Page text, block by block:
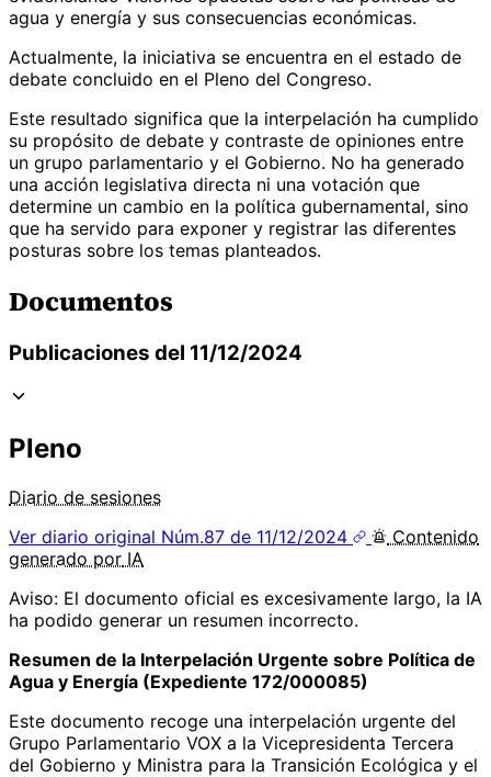
agua y energía y sus consecuencias económicas.
Actualmente, la iniciativa se encuentra en el estado de
debate concluido en el Pleno del Congreso.
Este resultado significa que la interpelación ha cumplido
su propósito de debate y contraste de opiniones entre
un grupo parlamentario y el Gobierno. No ha generado
una acción legislativa directa ni una votación que
determine un cambio en la política gubernamental, sino
que ha servido para exponer y registrar las diferentes
posturas sobre los temas planteados.
Documentos
Publicaciones del 11/12/2024
Pleno
Diario de sesiones
Ver diario original Núm.87 de 11/12/2024
Contenido
generado por IA
Aviso: El documento oficial es excesivamente largo, la IA
ha podido generar un resumen incorrecto.
Resumen de la Interpelación Urgente sobre Política de
Agua y Energía (Expediente 172/000085)
Este documento recoge una interpelación urgente del
Grupo Parlamentario VOX a la Vicepresidenta Tercera
del Gobierno y Ministra para la Transición Ecológica y el